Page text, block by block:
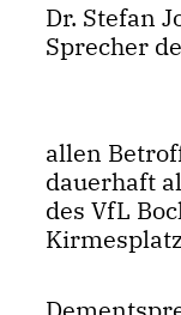
Dr. Stefan
Sprecher
allen
dauerhaft
des VfL